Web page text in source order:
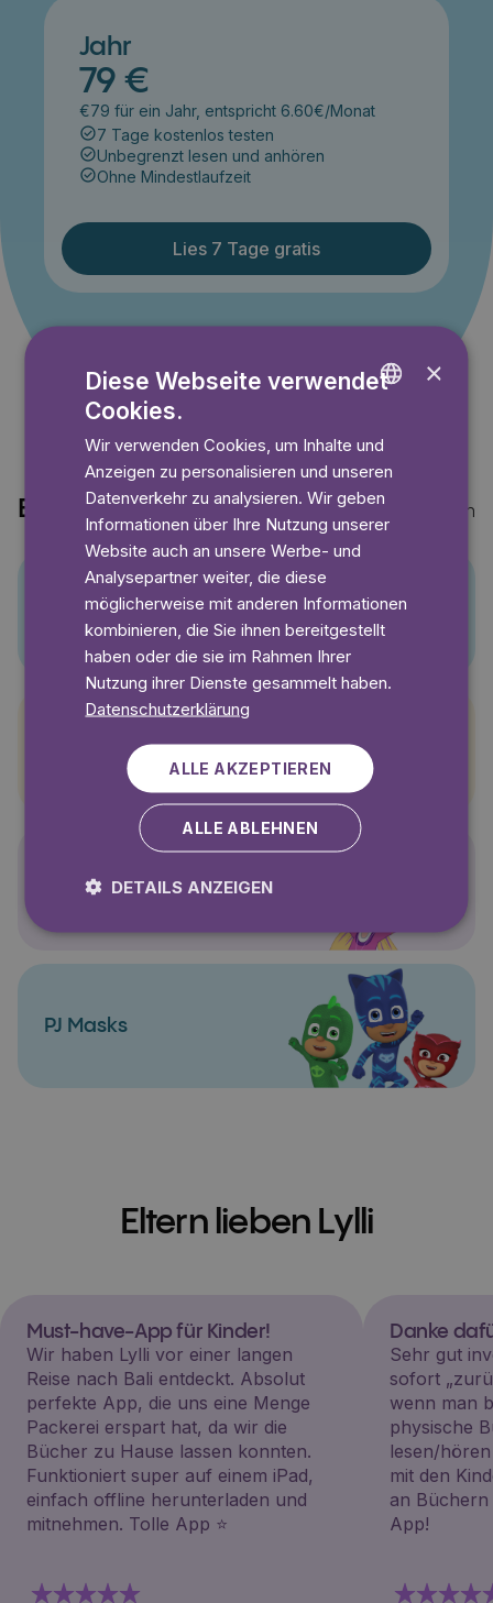
Jahr
79 €
€79 für ein Jahr, entspricht 6.60€/Monat
7 Tage kostenlos testen
Unbegrenzt lesen und anhören
Ohne Mindestlaufzeit
Lies 7 Tage gratis
Entdecke auch Mehr anzeigen
Pettersson und Findus
Polly Pocket
PJ Masks
Eltern lieben Lylli
Must-have-App für Kinder!
Wir haben Lylli vor einer langen
Reise nach Bali entdeckt. Absolut
perfekte App, die uns eine Menge
Packerei erspart hat, da wir die
Bücher zu Hause lassen konnten.
Funktioniert super auf einem iPad,
einfach offline herunterladen und
mitnehmen. Tolle App ⭐️
Danke
Sehr gut
sofort
wenn man
physische
lesen/
mit den
an Büchern
App!
GERMAN
×
Diese Webseite verwendet
Cookies.
Wir verwenden Cookies, um Inhalte und
Anzeigen zu personalisieren und unseren
Datenverkehr zu analysieren. Wir geben
Informationen über Ihre Nutzung unserer
Website auch an unsere Werbe- und
Analysepartner weiter, die diese
möglicherweise mit anderen Informationen
kombinieren, die Sie ihnen bereitgestellt
haben oder die sie im Rahmen Ihrer
Nutzung ihrer Dienste gesammelt haben.
Datenschutzerklärung
ALLE AKZEPTIEREN
ALLE ABLEHNEN
DETAILS ANZEIGEN